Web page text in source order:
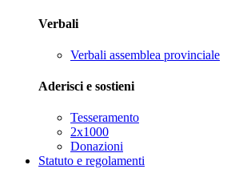
Verbali
Verbali assemblea provinciale
Aderisci e sostieni
Tesseramento
2x1000
Donazioni
Statuto e regolamenti